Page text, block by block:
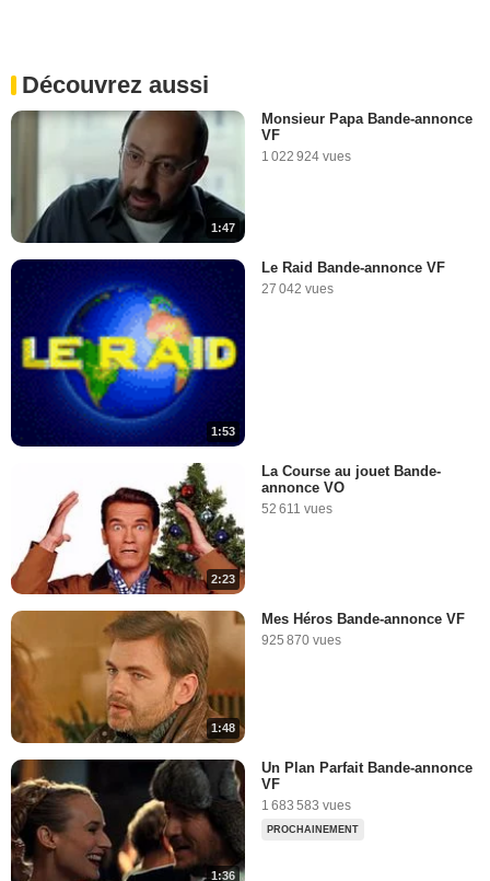
Découvrez aussi
1:47
Monsieur Papa Bande-annonce
VF
1 022 924 vues
1:53
Le Raid Bande-annonce VF
27 042 vues
2:23
La Course au jouet Bande-
annonce VO
52 611 vues
1:48
Mes Héros Bande-annonce VF
925 870 vues
1:36
Un Plan Parfait Bande-annonce
VF
1 683 583 vues
PROCHAINEMENT